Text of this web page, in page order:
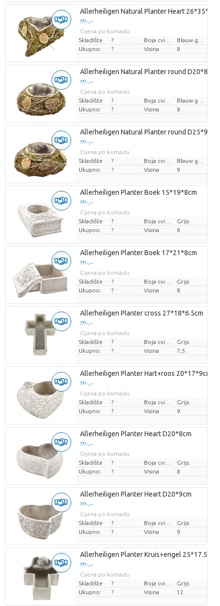
Allerheiligen Natural Planter Heart
??? -,--
Cijena po komadu
Skladište
?
Ukupno:
? Visina 8
Allerheiligen Natural Planter round D20*8cm
??? -,--
Cijena po komadu
Skladište
?
Ukupno:
? Visina 8
Allerheiligen Natural Planter round D25*9cm
??? -,--
Cijena po komadu
Skladište
?
Ukupno:
? Visina 9
Allerheiligen Planter Boek 15*19*8cm
??? -,--
Cijena po komadu
Skladište
?
Grijs
Ukupno:
? Visina 8
Allerheiligen Planter Boek 17*21*8cm
??? -,--
Cijena po komadu
Skladište
?
Grijs
Ukupno:
? Visina 8
Allerheiligen Planter cross 27*18*6.5cm
??? -,--
Cijena po komadu
Skladište
?
Grijs
Ukupno:
? Visina 7,5
Allerheiligen Planter Hart+roos 20*17*9cm
??? -,--
Cijena po komadu
Skladište
?
Grijs
Ukupno:
? Visina 9
Allerheiligen Planter Heart D20*8cm
??? -,--
Cijena po komadu
Skladište
?
Grijs
Ukupno:
? Visina 8
Allerheiligen Planter Heart D20*9cm
??? -,--
Cijena po komadu
Skladište
?
Grijs
Ukupno:
? Visina 9
Allerheiligen Planter Kruis+engel
??? -,--
Cijena po komadu
Skladište
?
Grijs
Ukupno:
? Visina 12